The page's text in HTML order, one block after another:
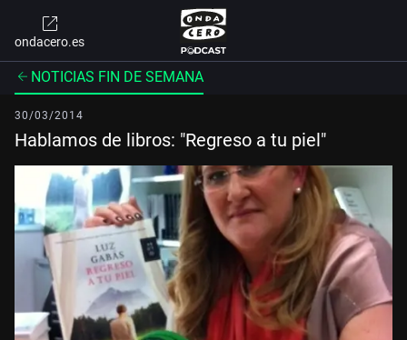
ondacero.es
NOTICIAS FIN DE SEMANA
30/03/2014
Hablamos de libros: "Regreso a tu piel"